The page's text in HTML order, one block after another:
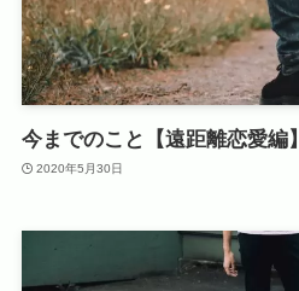
今までのこと【遠距離恋愛編】
2020年5月30日